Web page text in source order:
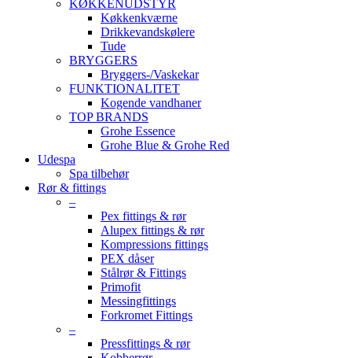
KØKKENUDSTYR
Køkkenkværne
Drikkevandskølere
Tude
BRYGGERS
Bryggers-/Vaskekar
FUNKTIONALITET
Kogende vandhaner
TOP BRANDS
Grohe Essence
Grohe Blue & Grohe Red
Udespa
Spa tilbehør
Rør & fittings
–
Pex fittings & rør
Alupex fittings & rør
Kompressions fittings
PEX dåser
Stålrør & Fittings
Primofit
Messingfittings
Forkromet Fittings
–
Pressfittings & rør